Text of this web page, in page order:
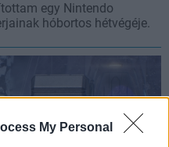
My Personal
egy Nintendo
hóbortos hétvégéje.